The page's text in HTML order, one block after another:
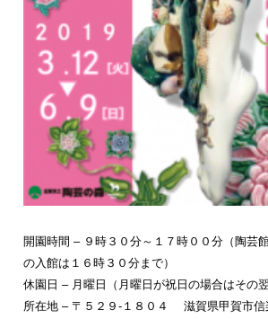
開園時間 – ９時３０分～１７時００分（陶芸
の入館は１６時３０分まで）
休園日 – 月曜日（月曜日が祝日の場合はその
所在地 – 〒５２９-１８０４ 滋賀県甲賀市信